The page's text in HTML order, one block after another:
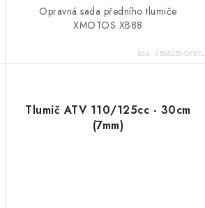
Opravná sada předního tlumiče
XMOTOS XB88
Kód: XB88250-OPRTL
Tlumič ATV 110/125cc - 30cm
(7mm)